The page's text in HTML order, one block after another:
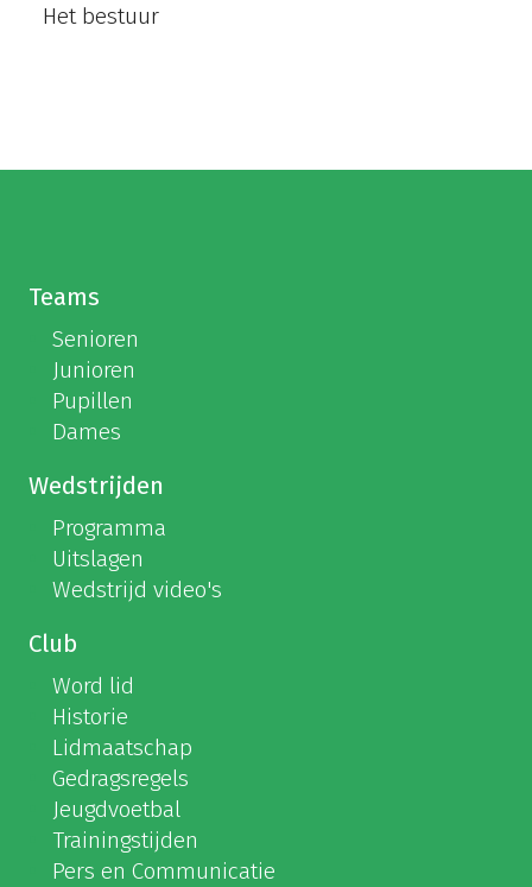
Het bestuur
Teams
Senioren
Junioren
Pupillen
Dames
Wedstrijden
Programma
Uitslagen
Wedstrijd video's
Club
Word lid
Historie
Lidmaatschap
Gedragsregels
Jeugdvoetbal
Trainingstijden
Pers en Communicatie